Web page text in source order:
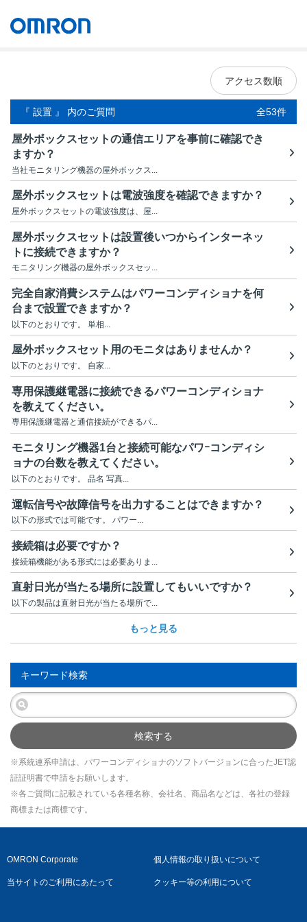
アクセス数順
『 設置 』 内のご質問 全53件
屋外ボックスセットの通信エリアを事前に確認でき
ますか？
当社モニタリング機器の屋外ボックス...
屋外ボックスセットは電波強度を確認できますか？
屋外ボックスセットの電波強度は、屋...
屋外ボックスセットは設置後いつからインターネッ
トに接続できますか？
モニタリング機器の屋外ボックスセッ...
完全自家消費システムはパワーコンディショナを何
台まで設置できますか？
以下のとおりです。 単相...
屋外ボックスセット用のモニタはありませんか？
以下のとおりです。 自家...
専用保護継電器に接続できるパワーコンディショナ
を教えてください。
専用保護継電器と通信接続ができるパ...
モニタリング機器1台と接続可能なパワｰコンディシ
ョナの台数を教えてください。
以下のとおりです。 品名 写真...
運転信号や故障信号を出力することはできますか？
以下の形式では可能です。 パワー...
接続箱は必要ですか？
接続箱機能がある形式には必要ありま...
直射日光が当たる場所に設置してもいいですか？
以下の製品は直射日光が当たる場所で...
もっと見る
キーワード検索
検索する
※系統連系申請は、パワーコンディショナのソフトバージョンに合ったJET認
証証明書で申請をお願いします。
※各ご質問に記載されている各種名称、会社名、商品名などは、各社の登録
商標または商標です。
OMRON Corporate 個人情報の取り扱いについて
当サイトのご利用にあたって クッキー等の利用について